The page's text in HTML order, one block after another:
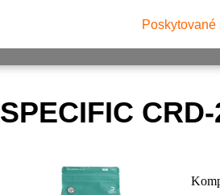
Poskytované
SPECIFIC